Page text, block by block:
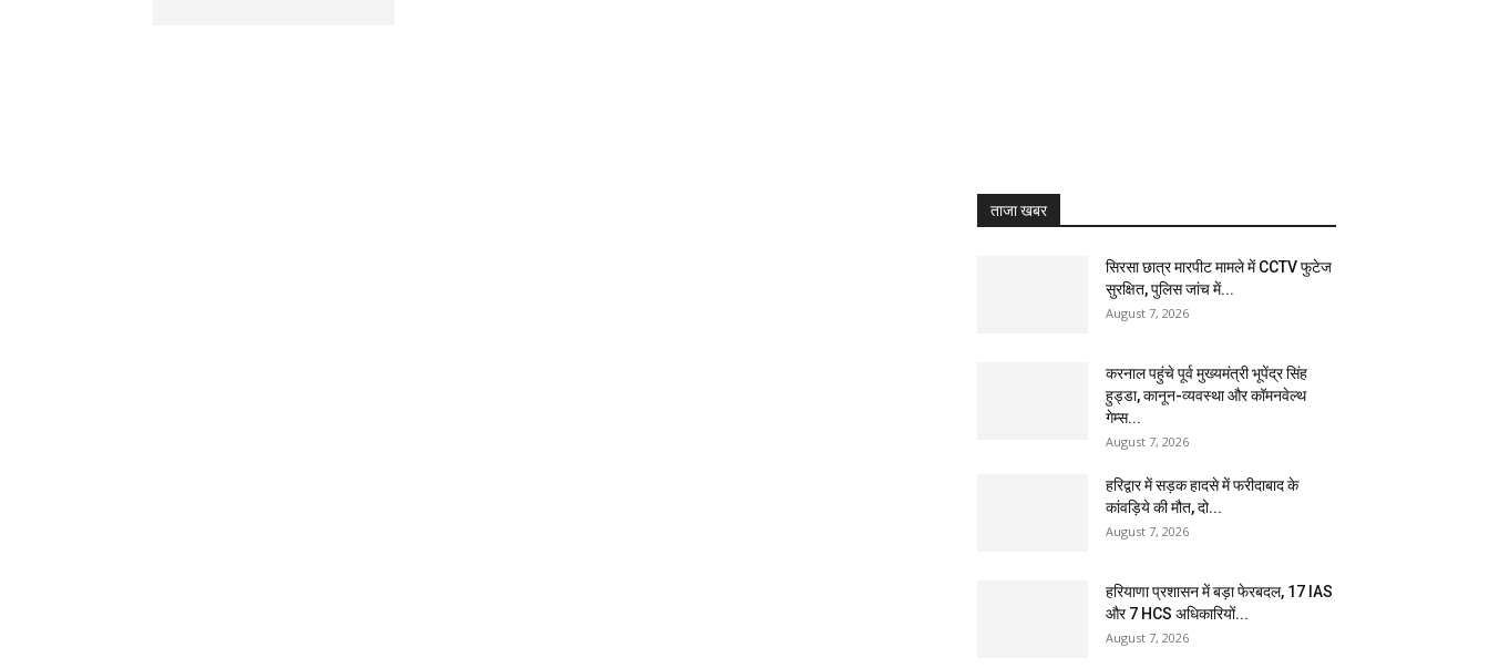
ताजा खबर
सिरसा छात्र मारपीट मामले में CCTV फुटेज
सुरक्षित, पुलिस जांच में...
August 7, 2026
करनाल पहुंचे पूर्व मुख्यमंत्री भूपेंद्र सिंह
हुड्डा, कानून-व्यवस्था और कॉमनवेल्थ
गेम्स...
August 7, 2026
हरिद्वार में सड़क हादसे में फरीदाबाद के
कांवड़िये की मौत, दो...
August 7, 2026
हरियाणा प्रशासन में बड़ा फेरबदल, 17 IAS
और 7 HCS अधिकारियों...
August 7, 2026